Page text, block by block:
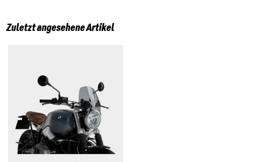
Zuletzt angesehene Artikel